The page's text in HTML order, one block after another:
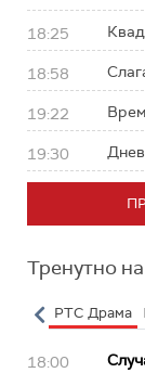
18:25
18:58
19:22
19:30
Тренутно
РТС Драма
18:00